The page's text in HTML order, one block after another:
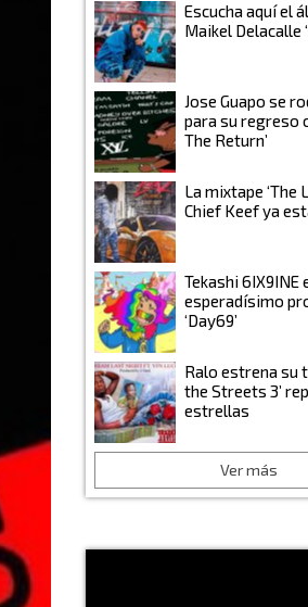
Escucha aquí el
Maikel Delacalle
Jose Guapo se
para su regreso
The Return’
La mixtape ‘The
Chief Keef ya
Tekashi 6IX9INE
esperadísimo
‘Day69’
Ralo estrena su
the Streets 3’
estrellas
Ver más